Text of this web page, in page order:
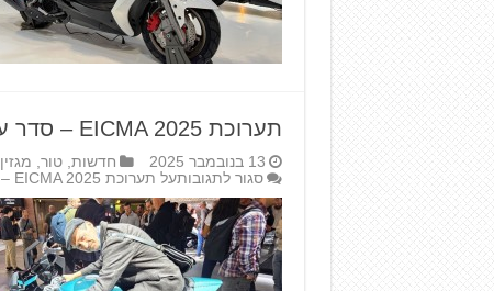
תערוכת EICMA 2025 – סדר עולמי חדש!
13 בנובמבר 2025 חדשות,טור, מגזין
סגור לתגובותעל תערוכת EICMA 2025 – סדר עולמי חדש!